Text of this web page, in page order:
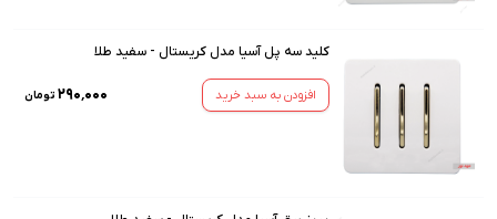
کلید سه پل آسیا مدل کریستال - سفید طلا
افزودن به سبد خرید ۲۹۰٬۰۰۰ تومان